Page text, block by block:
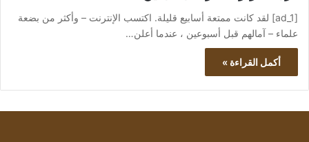
[ad_1] لقد كانت ممتعة أسابيع قليلة. اكتسب الإنترنت – وأكثر من بضعة
علماء – آمالهم قبل أسبوعين ، عندما أعلن…
أكمل القراءة »